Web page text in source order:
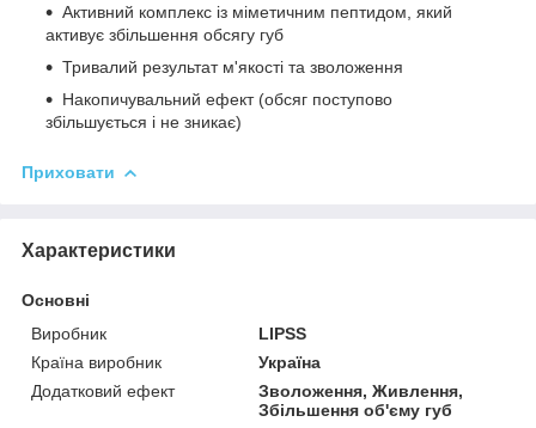
Активний комплекс із міметичним пептидом, який
активує збільшення обсягу губ
Тривалий результат м'якості та зволоження
Накопичувальний ефект (обсяг поступово
збільшується і не зникає)
Приховати
Характеристики
Основні
Виробник
LIPSS
Країна виробник
Україна
Додатковий ефект
Зволоження, Живлення,
Збільшення об'єму губ